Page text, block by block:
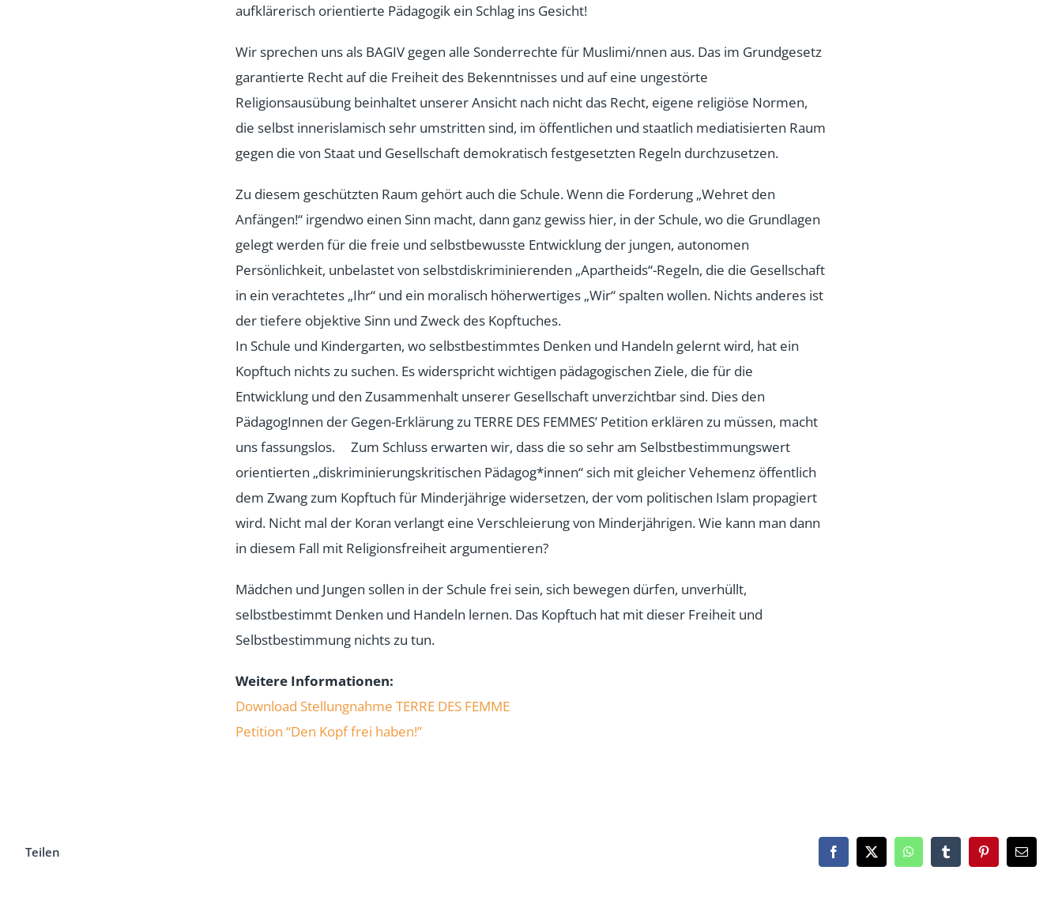
aufklärerisch orientierte Pädagogik ein Schlag ins Gesicht!
Wir sprechen uns als BAGIV gegen alle Sonderrechte für Muslimi/nnen aus. Das im Grundgesetz
garantierte Recht auf die Freiheit des Bekenntnisses und auf eine ungestörte
Religionsausübung beinhaltet unserer Ansicht nach nicht das Recht, eigene religiöse Normen,
die selbst innerislamisch sehr umstritten sind, im öffentlichen und staatlich mediatisierten Raum
gegen die von Staat und Gesellschaft demokratisch festgesetzten Regeln durchzusetzen.
Zu diesem geschützten Raum gehört auch die Schule. Wenn die Forderung „Wehret den
Anfängen!“ irgendwo einen Sinn macht, dann ganz gewiss hier, in der Schule, wo die Grundlagen
gelegt werden für die freie und selbstbewusste Entwicklung der jungen, autonomen
Persönlichkeit, unbelastet von selbstdiskriminierenden „Apartheids“-Regeln, die die Gesellschaft
in ein verachtetes „Ihr“ und ein moralisch höherwertiges „Wir“ spalten wollen. Nichts anderes ist
der tiefere objektive Sinn und Zweck des Kopftuches.
In Schule und Kindergarten, wo selbstbestimmtes Denken und Handeln gelernt wird, hat ein
Kopftuch nichts zu suchen. Es widerspricht wichtigen pädagogischen Ziele, die für die
Entwicklung und den Zusammenhalt unserer Gesellschaft unverzichtbar sind. Dies den
PädagogInnen der Gegen-Erklärung zu TERRE DES FEMMES’ Petition erklären zu müssen, macht
uns fassungslos. Zum Schluss erwarten wir, dass die so sehr am Selbstbestimmungswert
orientierten „diskriminierungskritischen Pädagog*innen“ sich mit gleicher Vehemenz öffentlich
dem Zwang zum Kopftuch für Minderjährige widersetzen, der vom politischen Islam propagiert
wird. Nicht mal der Koran verlangt eine Verschleierung von Minderjährigen. Wie kann man dann
in diesem Fall mit Religionsfreiheit argumentieren?
Mädchen und Jungen sollen in der Schule frei sein, sich bewegen dürfen, unverhüllt,
selbstbestimmt Denken und Handeln lernen. Das Kopftuch hat mit dieser Freiheit und
Selbstbestimmung nichts zu tun.
Weitere Informationen:
Download Stellungnahme TERRE DES FEMME
Petition “Den Kopf frei haben!”
Teilen Facebook
X WhatsAppTumblrPinterestEmail